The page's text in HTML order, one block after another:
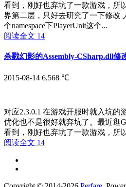
看到，刚好也弃坑了一款游戏，所
界第二层，只好去研究了一下修改
个namespace下PlayerUnit这个...
阅读全文 14
杀戮幻影的Assembly-CSharp.dll修
2015-08-14 6,568 ℃
对应2.3.0.1 在游戏开服时就入坑的
优化也不是很好就弃坑了。最近逛
看到，刚好也弃坑了一款游戏，所
阅读全文 14